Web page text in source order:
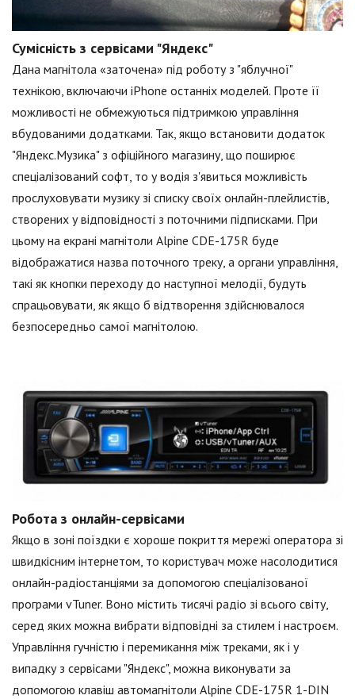
Сумісність з сервісами "Яндекс"
Дана магнітола «заточена» під роботу з "яблучної"
технікою, включаючи iPhone останніх моделей. Проте її
можливості не обмежуються підтримкою управління
вбудованими додатками. Так, якщо встановити додаток
"Яндекс.Музика" з офіційного магазину, що поширює
спеціалізований софт, то у водія з'явиться можливість
прослуховувати музику зі списку своїх онлайн-плейлистів,
створених у відповідності з поточними підписками. При
цьому на екрані магнітоли Alpine CDE-175R буде
відображатися назва поточного треку, а органи управління,
такі як кнопки переходу до наступної мелодії, будуть
спрацьовувати, як якщо б відтворення здійснювалося
безпосередньо самої магнітолою.
Робота з онлайн-сервісами
Якщо в зоні поїздки є хороше покриття мережі оператора зі
швидкісним інтернетом, то користувач може насолодитися
онлайн-радіостанціями за допомогою спеціалізованої
програми vTuner. Воно містить тисячі радіо зі всього світу,
серед яких можна вибрати відповідні за стилем і настроєм.
Управління гучністю і перемикання між треками, як і у
випадку з сервісами "Яндекс", можна виконувати за
допомогою клавіш автомагнітоли Alpine CDE-175R 1-DIN